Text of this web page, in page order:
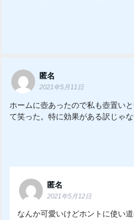
匿名
2021年5月11日
ホームに壺あったので私も壺置い
て笑った。特に効果がある訳じゃ
匿名
2021年5月12日
なんか可愛いけどホントに使い